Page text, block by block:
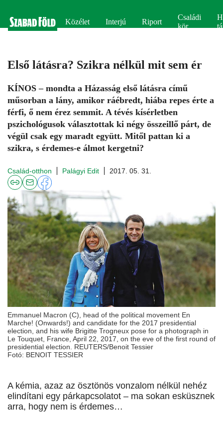
Közélet Interjú Riport
Családi
kör
Első látásra? Szikra nélkül mit sem ér
KÍNOS – mondta a Házasság első látásra című
műsorban a lány, amikor ráébredt, hiába repes érte a
férfi, ő nem érez semmit. A tévés kísérletben
pszichológusok választottak ki négy összeillő párt, de
végül csak egy maradt együtt. Mitől pattan ki a
szikra, s érdemes-e álmot kergetni?
Család-otthon Palágyi Edit 2017. 05. 31.
Emmanuel Macron (C), head of the political movement En
Marche! (Onwards!) and candidate for the 2017 presidential
election, and his wife Brigitte Trogneux pose for a photograph in
Le Touquet, France, April 22, 2017, on the eve of the first round of
presidential election. REUTERS/Benoit Tessier
Fotó: BENOIT TESSIER
A kémia, azaz az ösztönös vonzalom nélkül nehéz
elindítani egy párkapcsolatot – ma sokan esküsznek
arra, hogy nem is érdemes…